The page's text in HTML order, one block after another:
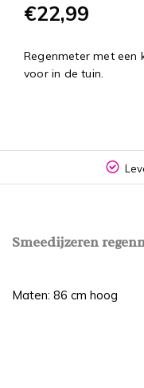
€22,99
Regenmeter met een
voor in de tuin.
Smeedijzeren
Maten: 86 cm hoog